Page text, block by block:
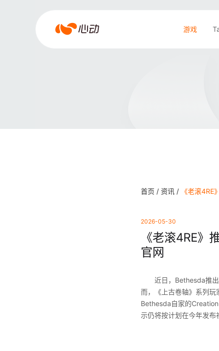
爱
游戏
首页 / 资讯 / 《老滚
2026-05-30
《老滚4RE
官网
近日，Bethesda推出
而，《上古卷轴》系列
Bethesda自家的
示仍将按计划在今年发布